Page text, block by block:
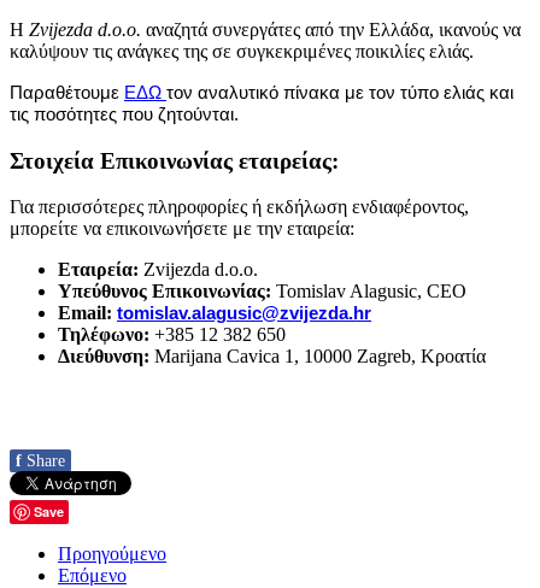
Η Zvijezda d.o.o. αναζητά συνεργάτες από την Ελλάδα, ικανούς να
καλύψουν τις ανάγκες της σε συγκεκριμένες ποικιλίες ελιάς.
Παραθέτουμε ΕΔΩ τον αναλυτικό πίνακα με τον τύπο ελιάς και
τις ποσότητες που ζητούνται.
Στοιχεία Επικοινωνίας εταιρείας:
Για περισσότερες πληροφορίες ή εκδήλωση ενδιαφέροντος,
μπορείτε να επικοινωνήσετε με την εταιρεία:
Εταιρεία: Zvijezda d.o.o.
Υπεύθυνος Επικοινωνίας: Tomislav Alagusic, CEO
Email: tomislav.alagusic@zvijezda.hr
Τηλέφωνο: +385 12 382 650
Διεύθυνση: Marijana Cavica 1, 10000 Zagreb, Κροατία
f Share
Save
Προηγούμενο
Επόμενο